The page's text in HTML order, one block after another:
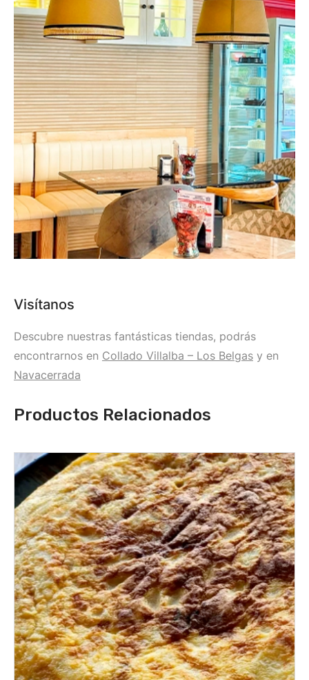
Visítanos
Descubre nuestras fantásticas tiendas, podrás
encontrarnos en Collado Villalba – Los Belgas y en
Navacerrada
Productos Relacionados